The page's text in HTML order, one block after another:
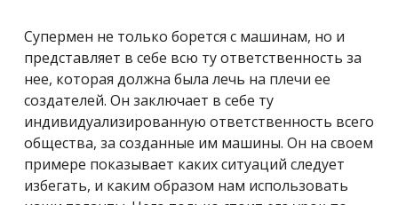
Супермен не только борется с машинам, но и
представляет в себе всю ту ответственность за
нее, которая должна была лечь на плечи ее
создателей. Он заключает в себе ту
индивидуализированную ответственность всего
общества, за созданные им машины. Он на своем
примере показывает каких ситуаций следует
избегать, и каким образом нам использовать